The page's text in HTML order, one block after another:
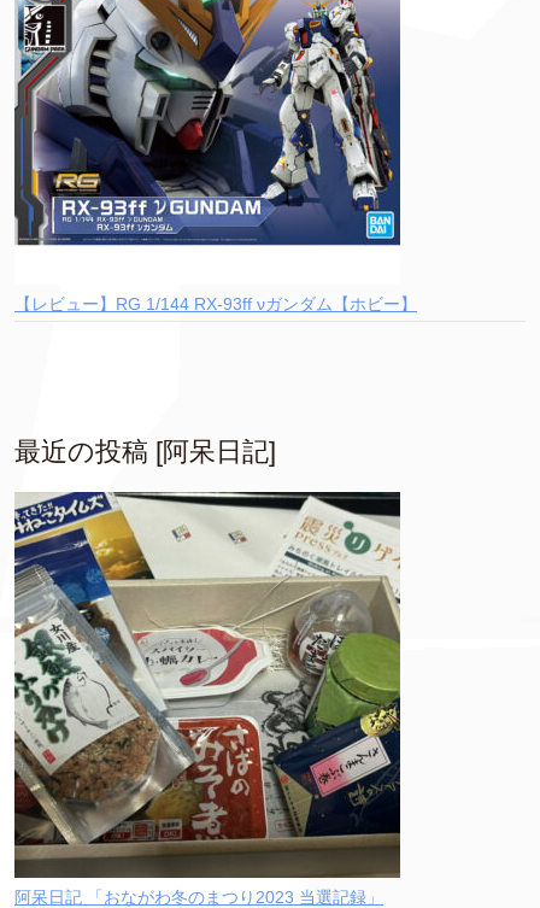
【レビュー】RG 1/144 RX-93ff νガンダム【ホビー】
最近の投稿 [阿呆日記]
阿呆日記 「おながわ冬のまつり2023 当選記録」